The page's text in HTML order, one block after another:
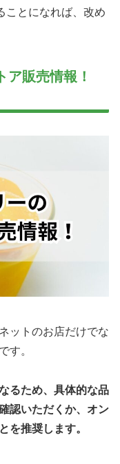
ことになれば、改め
ア販売情報！
ットのお店だけでな
す。
るため、具体的な品
認いただくか、オン
を推奨します。